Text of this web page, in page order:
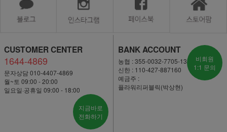
CUSTOMER CENTER
1644-4869
문자상담 010-4407-4869
월~토 09:00 - 20:00
일요일·공휴일 09:00 - 18:00
지금바로
전화하기
BANK ACCOUNT
농협 : 355-0032-7705-13
신한 : 110-427-887160
예금주 :
플라워리퍼블릭(박상현)
비회원
1:1 문의